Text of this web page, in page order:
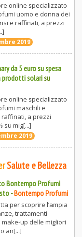
online specializzato
uomo e donna dei
e raffinati, a prezzi
2019
da 5 euro su spesa
prodotti solarisu
online specializzato
maschili e
a prezzi
su mig[...]
2019
Salute e Bellezza
Bontempo Profumi
-Bontempo Profumi
per scoprire l’ampia
trattamenti
up delle migliori
an[...]